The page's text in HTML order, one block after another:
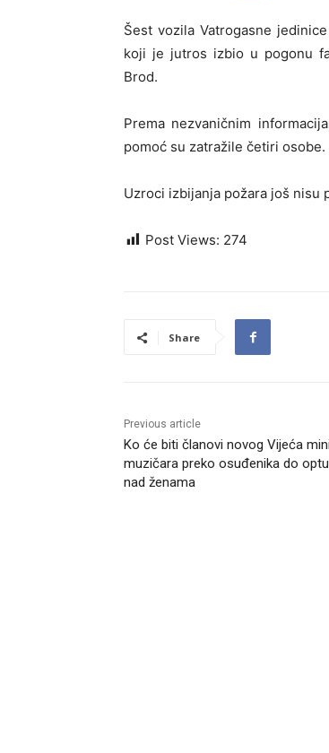
Šest vozila Vatrogasne
koji je jutros izbio u pogonu
Brod.
Prema nezvaničnim
pomoć su zatražile četiri osobe.
Uzroci izbijanja požara još nisu
Post Views: 274
Share
Previous article
Ko će biti članovi novog Vijeća
muzičara preko osuđenika do
nad ženama